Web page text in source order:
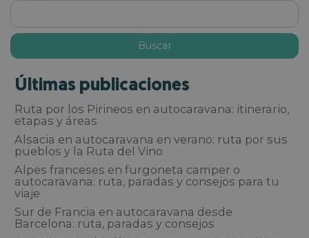
Últimas publicaciones
Ruta por los Pirineos en autocaravana: itinerario,
etapas y áreas
Alsacia en autocaravana en verano: ruta por sus
pueblos y la Ruta del Vino
Alpes franceses en furgoneta camper o
autocaravana: ruta, paradas y consejos para tu
viaje
Sur de Francia en autocaravana desde
Barcelona: ruta, paradas y consejos